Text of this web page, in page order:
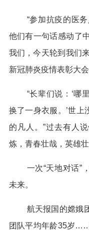
“参加抗疫的医务
他们有一句话感动了
我们，今天轮到我们
新冠肺炎疫情表彰大
“长辈们说：‘哪
换了一身衣服。’世上
的凡人。”过去有人
炼，青春壮哉，英雄
一次“天地对话”
未来。
航天报国的嫦娥
团队平均年龄35岁